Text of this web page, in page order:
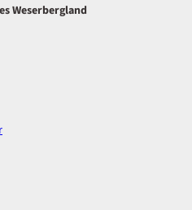
Weserbergland